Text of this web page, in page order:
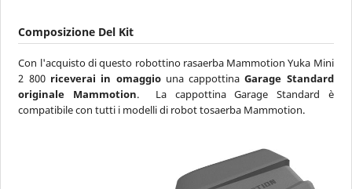
Composizione Del Kit
Con l'acquisto di questo robottino rasaerba Mammotion Yuka Mini
2 800 riceverai in omaggio una cappottinaGarage Standard
originale Mammotion. La cappottina Garage Standard è
compatibile con tutti i modelli di robot tosaerba Mammotion.